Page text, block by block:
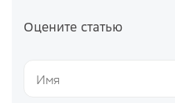
Оцените статью